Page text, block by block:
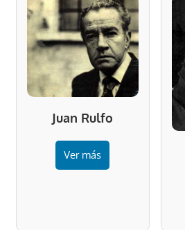
Juan Rulfo
Ver más